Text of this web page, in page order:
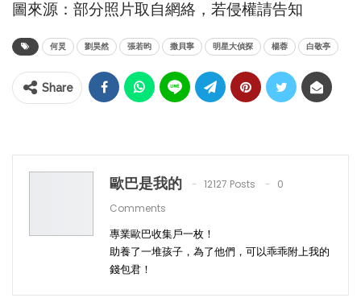
圖來源：部分照片取自網絡，若侵權請告知
何炅 劉昊然 張若昀 撒貝寧 明星大偵探 楊蓉 白敬亭
Share
歐巴是我的 12127 Posts
0
Comments
專業歐巴收集戶一枚！
助養了一堆孩子，為了他們，可以乖乖附上我的
錢包君！